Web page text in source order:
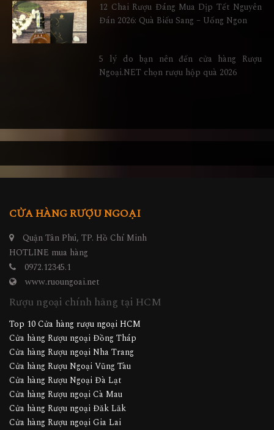
12 Chai Rượu Đáng Mua Dịp Tết Nguyên
Đán 2026: Quà Biếu Sang – Uống Ngon
5 lý do bạn nên đến cửa hàng Rượu
Ngoại.NET chọn rượu hộp quà 2026
CỬA HÀNG RƯỢU NGOẠI
Quận Tân Phú, TP. Hồ Chí Minh
HOTLINE mua hàng
0972.12345.1
www.ruoungoai.net
Rượu ngoại chính hãng tại HCM
Top 10 Cửa hàng rượu ngoại HCM
Cửa hàng Rượu ngoại Đồng Tháp
Cửa hàng Rượu ngoại Nha Trang
Cửa hàng Rượu Ngoại Vũng Tàu
Cửa hàng Rượu Ngoại Đà Lạt
Cửa hàng Rượu ngoại Cà Mau
Cửa hàng Rượu ngoại Đăk Lăk
Cửa hàng Rượu ngoại Gia Lai